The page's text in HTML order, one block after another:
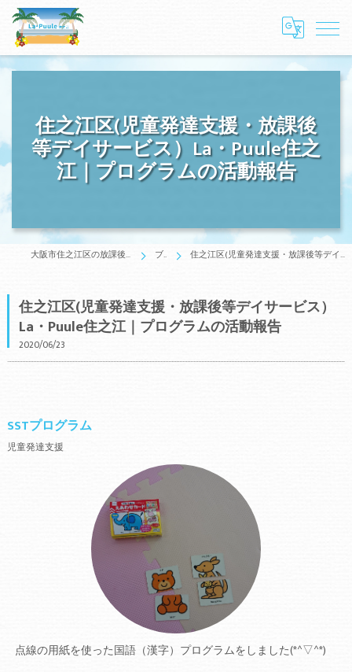
住之江区(児童発達支援・放課後
等デイサービス）La・Puule住之
江｜プログラムの活動報告
大阪市住之江区の放課後等デイサービスはLa・Puule 住之江 ブログ 住之江区(児童発達支援・放課後等デイサービス）La・Puule住之江｜プログラムの活動報告
住之江区(児童発達支援・放課後等デイサービス）
La・Puule住之江｜プログラムの活動報告
2020/06/23
SSTプログラム
児童発達支援
点線の用紙を使った国語（漢字）プログラムをしました(*^▽^*)